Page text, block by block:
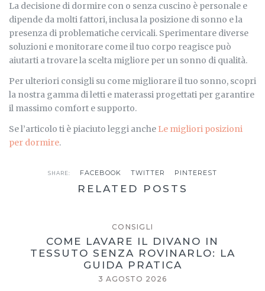
La decisione di dormire con o senza cuscino è personale e
dipende da molti fattori, inclusa la posizione di sonno e la
presenza di problematiche cervicali. Sperimentare diverse
soluzioni e monitorare come il tuo corpo reagisce può
aiutarti a trovare la scelta migliore per un sonno di qualità.
Per ulteriori consigli su come migliorare il tuo sonno, scopri
la nostra gamma di letti e materassi progettati per garantire
il massimo comfort e supporto.
Se l’articolo ti è piaciuto leggi anche Le migliori posizioni
per dormire.
SHARE: FACEBOOK TWITTER PINTEREST
RELATED POSTS
CONSIGLI
COME LAVARE IL DIVANO IN
TESSUTO SENZA ROVINARLO: LA
GUIDA PRATICA
3 AGOSTO 2026